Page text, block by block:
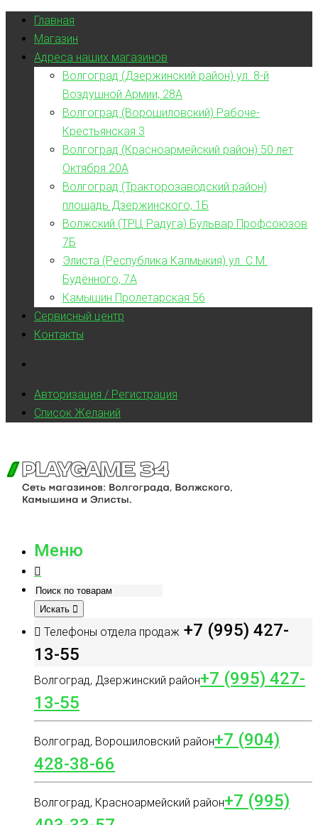
Главная
Магазин
Адреса наших магазинов
Волгоград (Дзержинский район) ул. 8-й
Воздушной Армии, 28А
Волгоград (Ворошиловский) Рабоче-
Крестьянская 3
Волгоград (Красноармейский район) 50 лет
Октября 20А
Волгоград (Тракторозаводский район)
площадь Дзержинского, 1Б
Волжский (ТРЦ Радуга) Бульвар Профсоюзов
7Б
Элиста (Республика Калмыкия) ул. С.М.
Будённого, 7А
Камышин Пролетарская 56
Сервисный центр
Контакты
Авторизация / Регистрация
Список Желаний
Меню
Искать
Телефоны отдела продаж +7 (995) 427-
13-55
Волгоград, Дзержинский район+7 (995) 427-
13-55
Волгоград, Ворошиловский район+7 (904)
428-38-66
Волгоград, Красноармейский район+7 (995)